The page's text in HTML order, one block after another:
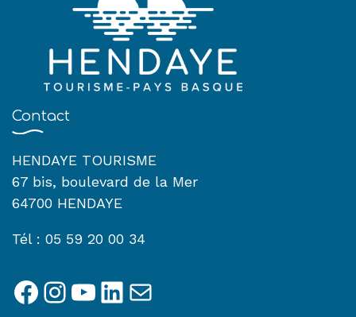
Contact
HENDAYE TOURISME
67 bis, boulevard de la Mer
64700 HENDAYE
Tél : 05 59 20 00 34
Facebook
Instagram
YouTube
LinkedIn
E-mail